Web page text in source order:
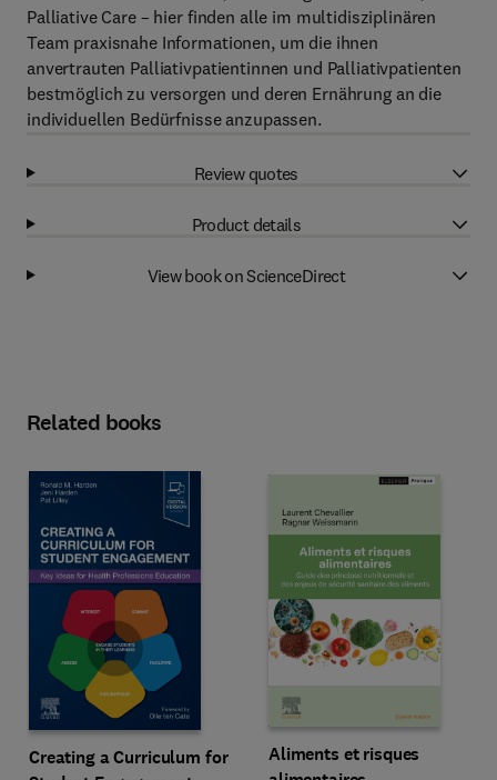
Palliative Care – hier finden alle im multidisziplinären
Team praxisnahe Informationen, um die ihnen
anvertrauten Palliativpatientinnen und Palliativpatienten
bestmöglich zu versorgen und deren Ernährung an die
individuellen Bedürfnisse anzupassen.
Review quotes
Product details
View book on ScienceDirect
Related books
Creating a Curriculum for
Aliments et risques